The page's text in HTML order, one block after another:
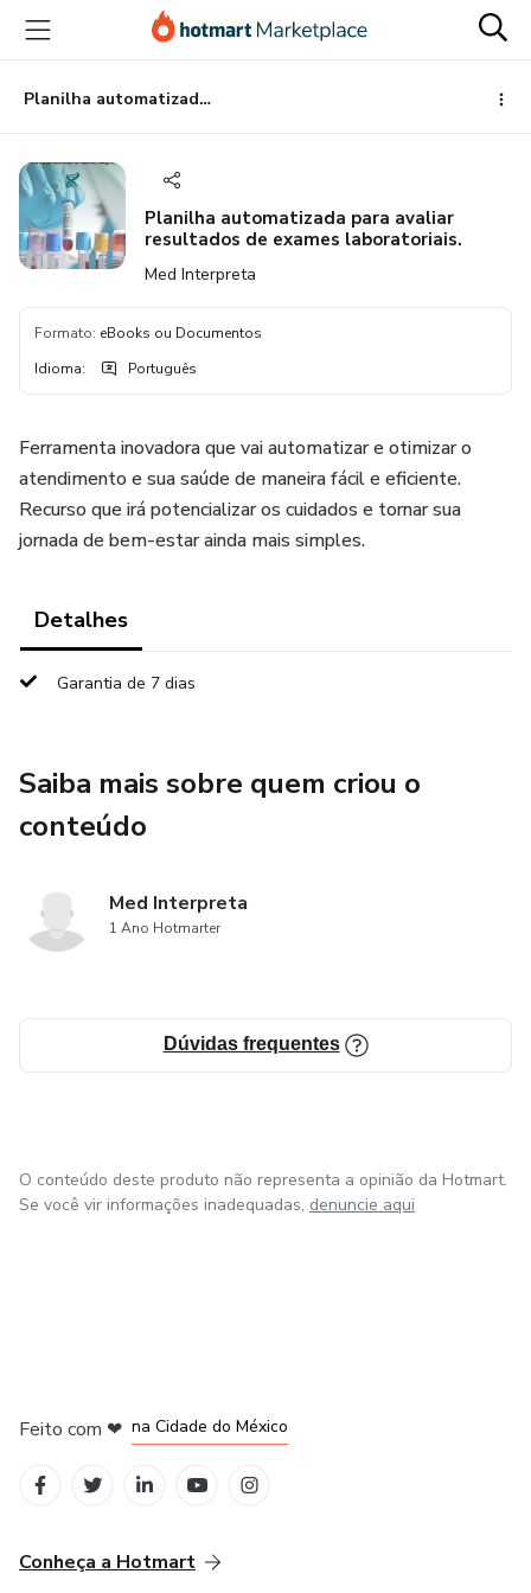
para
conteúdo
principal
para
pagamento
para
rodapé
Planilha automatizada para avaliar resultados de exames laboratoriais.
Planilha automatizada para avaliar
resultados de exames laboratoriais.
Med Interpreta
Formato: eBooks ou Documentos
Idioma: Português
Ferramenta inovadora que vai automatizar e otimizar o
atendimento e sua saúde de maneira fácil e eficiente.
Recurso que irá potencializar os cuidados e tornar sua
jornada de bem-estar ainda mais simples.
Detalhes
Garantia de 7 dias
Saiba mais sobre quem criou o
conteúdo
Med Interpreta
1 Ano Hotmarter
Dúvidas frequentes
O conteúdo deste produto não representa a opinião da Hotmart.
Se você vir informações inadequadas, denuncie aqui
Feito com ❤ na Cidade do México
Conheça a Hotmart